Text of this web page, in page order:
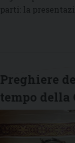
parti: la
Preghiere
tempo della